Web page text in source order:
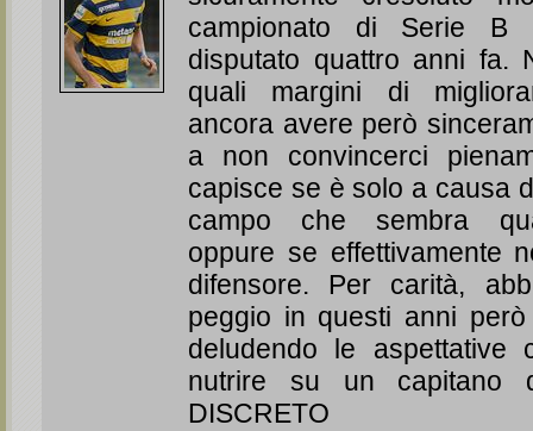
campionato di Serie B
disputato quattro anni fa.
quali margini di
ancora avere però
a non convincerci
capisce se è solo a causa
campo che sembra
oppure se effettivamente
difensore. Per carità,
peggio in questi anni
deludendo le aspettative
nutrire su un capitano
DISCRETO